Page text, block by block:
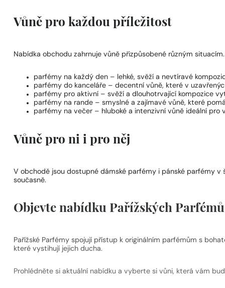
Vůně pro každou příležitost
Nabídka obchodu zahrnuje vůně přizpůsobené různým
parfémy na každý den – lehké, svěží a nevtíravé
parfémy do kanceláře – decentní vůně, které v
parfémy pro aktivní – svěží a dlouhotrvající kompozice
parfémy na rande – smyslné a zajímavé vůně, které
parfémy na večer – hluboké a intenzivní vůně ideální pro
Vůně pro ni i pro něj
V obchodě jsou dostupné dámské parfémy i pánské parfémy v
současně.
Objevte nabídku Pařížských
Pařížské Parfémy spojují přístup k originálním parfémům s
které vystihují jejich ducha.
Prohlédněte si aktuální nabídku a vyberte si vůni, která vám